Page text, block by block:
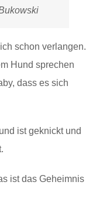
schon verlangen.
Hund sprechen
dass es sich
ist geknickt und
ist das Geheimnis